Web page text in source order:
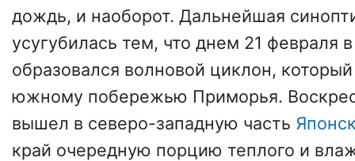
дождь, и наоборот. Дальнейшая
усугубилась тем, что днем 21 февраля
образовался волновой циклон,
южному побережью Приморья.
вышел в северо-западную часть
край очередную порцию теплого и